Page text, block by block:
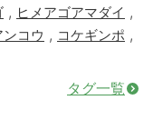
, ヒメアゴアマダイ ,
コウ , コケギンポ ,
タグ一覧